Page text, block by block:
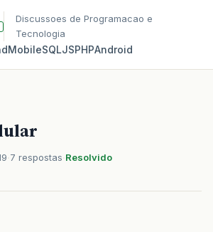
Discussoes de Programacao e
Tecnologia
MobileSQLJSPHPAndroid
7 respostas Resolvido